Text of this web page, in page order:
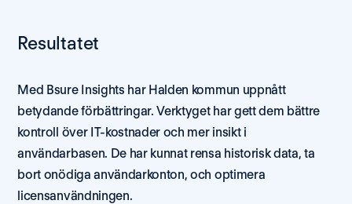
Resultatet
Med Bsure Insights har Halden kommun uppnått
betydande förbättringar. Verktyget har gett dem bättre
kontroll över IT-kostnader och mer insikt i
användarbasen. De har kunnat rensa historisk data, ta
bort onödiga användarkonton, och optimera
licensanvändningen.